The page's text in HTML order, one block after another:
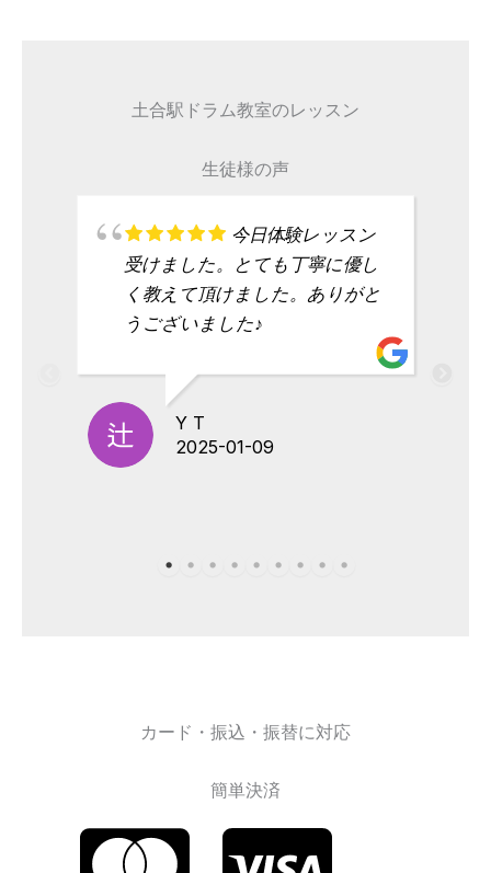
土合駅ドラム教室のレッスン
生徒様の声
今日体験レッスン
受けました。とても丁寧に優し
く教えて頂けました。ありがと
うございました♪
Y T
2025-01-09
カード・振込・振替に対応
簡単決済